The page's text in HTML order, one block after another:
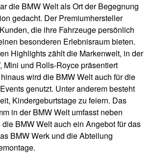
die BMW Welt als Ort der Begegnung
gedacht. Der Premiumhersteller
die ihre Fahrzeuge persönlich
besonderen Erlebnisraum bieten.
Highlights zählt die Markenwelt, in der
Mini und Rolls-Royce präsentiert
wird die BMW Welt auch für die
genutzt. Unter anderem besteht
Kindergeburtstage zu feiern. Das
in der BMW Welt umfasst neben
BMW Welt auch ein Angebot für das
BMW Werk und die Abteilung